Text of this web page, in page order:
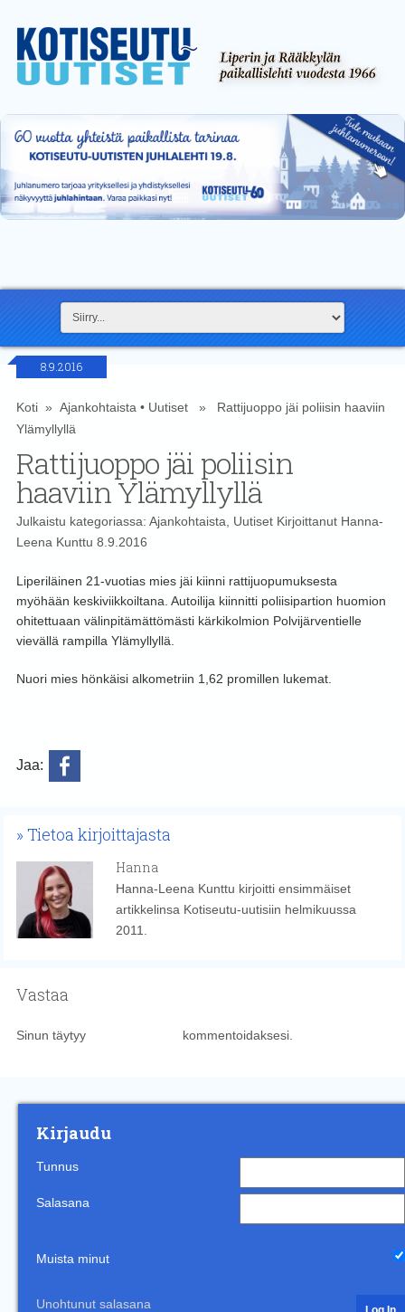
8.9.2016
Koti» Ajankohtaista• Uutiset» Rattijuoppo jäi poliisin haaviin
Ylämyllyllä
Rattijuoppo jäi poliisin
haaviin Ylämyllyllä
Julkaistu kategoriassa: Ajankohtaista, UutisetKirjoittanut Hanna-
Leena Kunttu 8.9.2016
Liperiläinen 21-vuotias mies jäi kiinni rattijuopumuksesta
myöhään keskiviikkoiltana. Autoilija kiinnitti poliisipartion huomion
ohitettuaan välinpitämättömästi kärkikolmion Polvijärventielle
vievällä rampilla Ylämyllyllä.
Nuori mies hönkäisi alkometriin 1,62 promillen lukemat.
Jaa:
Tietoa kirjoittajasta
Hanna
Hanna-Leena Kunttu kirjoitti ensimmäiset
artikkelinsa Kotiseutu-uutisiin helmikuussa
2011.
Vastaa
Sinun täytyy kommentoidaksesi.
Kirjaudu
Tunnus
Salasana
Muista minut
Unohtunut salasana